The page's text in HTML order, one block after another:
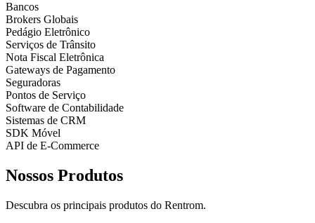
Bancos
Brokers Globais
Pedágio Eletrônico
Serviços de Trânsito
Nota Fiscal Eletrônica
Gateways de Pagamento
Seguradoras
Pontos de Serviço
Software de Contabilidade
Sistemas de CRM
SDK Móvel
API de E-Commerce
Nossos Produtos
Descubra os principais produtos do Rentrom.